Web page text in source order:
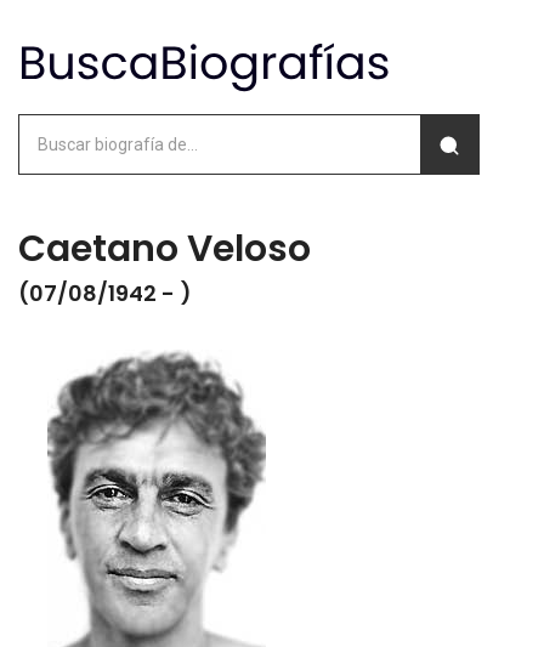
Caetano Veloso
(07/08/1942 - )